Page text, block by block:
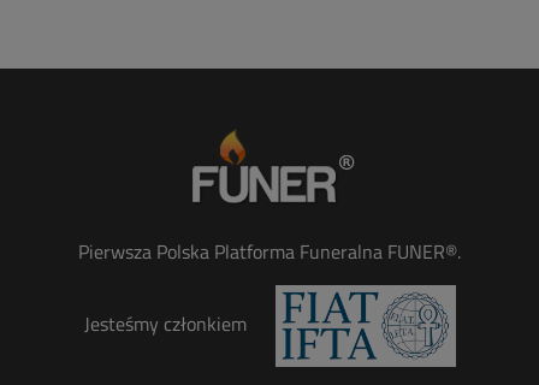
Pierwsza Polska Platforma Funeralna FUNER®.
Jesteśmy członkiem